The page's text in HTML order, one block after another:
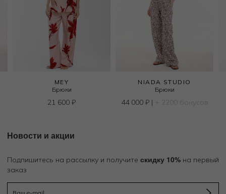
MEY
Брюки
21 600 ₽
NIADA STUDIO
Брюки
44 000 ₽| + 2200 бонусов
Новости и акции
Подпишитесь на рассылку и получите скидку 10% на первый
заказ